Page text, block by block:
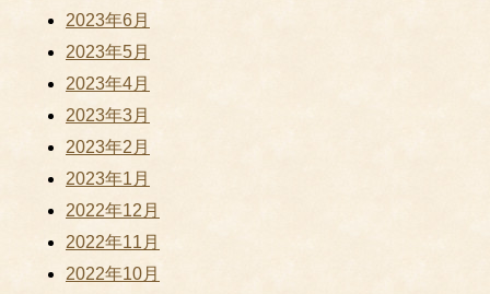
2023年6月
2023年5月
2023年4月
2023年3月
2023年2月
2023年1月
2022年12月
2022年11月
2022年10月